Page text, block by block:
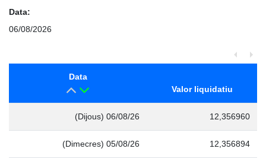
Data:
06/08/2026
Data
Valor liquidatiu
(Dijous) 06/08/26 12,356960
(Dimecres) 05/08/26 12,356894